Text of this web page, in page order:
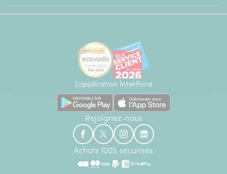
L'application Interflora
Rejoignez-nous
Achats 100% sécurisés